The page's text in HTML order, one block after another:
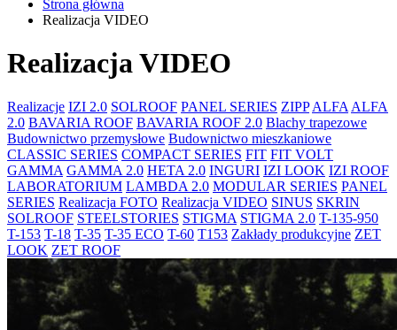
Strona główna
Realizacja VIDEO
Realizacja VIDEO
Realizacje IZI 2.0 SOLROOF PANEL SERIES ZIPP ALFA ALFA
2.0 BAVARIA ROOF BAVARIA ROOF 2.0 Blachy trapezowe
Budownictwo przemysłowe Budownictwo mieszkaniowe
CLASSIC SERIES COMPACT SERIES FIT FIT VOLT
GAMMA GAMMA 2.0 HETA 2.0 INGURI IZI LOOK IZI ROOF
LABORATORIUM LAMBDA 2.0 MODULAR SERIES PANEL
SERIES Realizacja FOTO Realizacja VIDEO SINUS SKRIN
SOLROOF STEELSTORIES STIGMA STIGMA 2.0 T-135-950
T-153 T-18 T-35 T-35 ECO T-60 T153 Zakłady produkcyjne ZET
LOOK ZET ROOF